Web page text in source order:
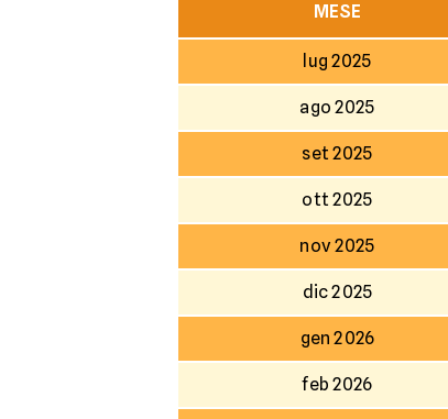
MESE
lug 2025
ago 2025
set 2025
ott 2025
nov 2025
dic 2025
gen 2026
feb 2026